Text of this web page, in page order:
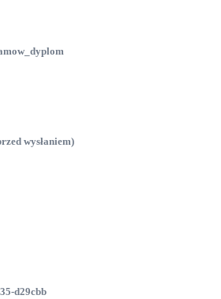
wysłaniem)
d29cbb
2026